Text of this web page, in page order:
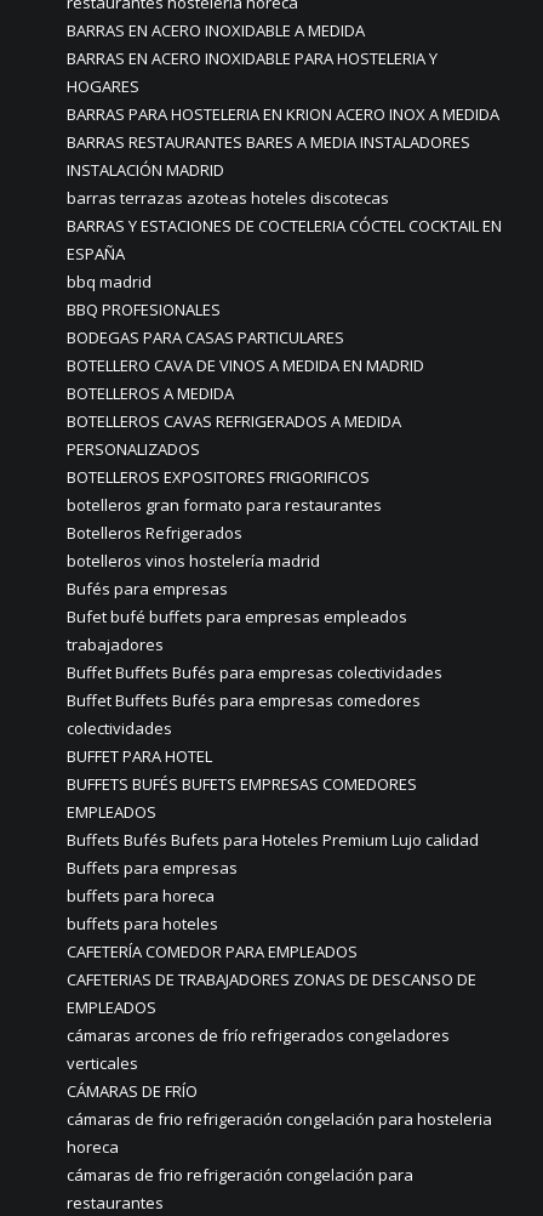
BARRAS EN ACERO INOXIDABLE A MEDIDA
BARRAS EN ACERO INOXIDABLE PARA HOSTELERIA Y
HOGARES
BARRAS PARA HOSTELERIA EN KRION ACERO INOX A MEDIDA
BARRAS RESTAURANTES BARES A MEDIA INSTALADORES
INSTALACIÓN MADRID
barras terrazas azoteas hoteles discotecas
BARRAS Y ESTACIONES DE COCTELERIA CÓCTEL COCKTAIL EN
ESPAÑA
bbq madrid
BBQ PROFESIONALES
BODEGAS PARA CASAS PARTICULARES
BOTELLERO CAVA DE VINOS A MEDIDA EN MADRID
BOTELLEROS A MEDIDA
BOTELLEROS CAVAS REFRIGERADOS A MEDIDA
PERSONALIZADOS
BOTELLEROS EXPOSITORES FRIGORIFICOS
botelleros gran formato para restaurantes
Botelleros Refrigerados
botelleros vinos hostelería madrid
Bufés para empresas
Bufet bufé buffets para empresas empleados
trabajadores
Buffet Buffets Bufés para empresas colectividades
Buffet Buffets Bufés para empresas comedores
colectividades
BUFFET PARA HOTEL
BUFFETS BUFÉS BUFETS EMPRESAS COMEDORES
EMPLEADOS
Buffets Bufés Bufets para Hoteles Premium Lujo calidad
Buffets para empresas
buffets para horeca
buffets para hoteles
CAFETERÍA COMEDOR PARA EMPLEADOS
CAFETERIAS DE TRABAJADORES ZONAS DE DESCANSO DE
EMPLEADOS
cámaras arcones de frío refrigerados congeladores
verticales
CÁMARAS DE FRÍO
cámaras de frio refrigeración congelación para hosteleria
horeca
cámaras de frio refrigeración congelación para
restaurantes